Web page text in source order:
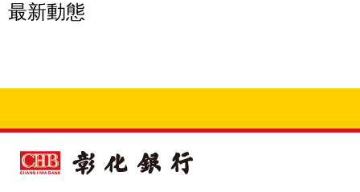
算
友
專
最新動態